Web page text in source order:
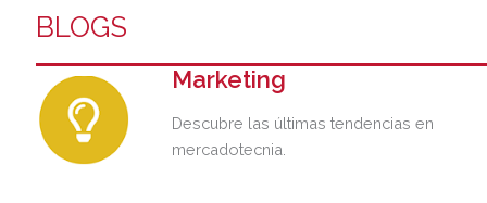
BLOGS
Marketing
Descubre las últimas tendencias en
mercadotecnia.